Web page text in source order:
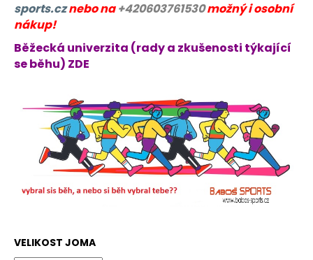
sports.cznebo na+420603761530možný i osobní
nákup!
Běžecká univerzita (rady a zkušenosti týkající
se běhu) ZDE
VELIKOST JOMA